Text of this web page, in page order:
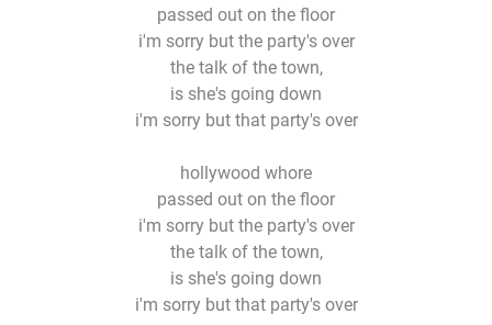
passed out on the floor
i'm sorry but the party's over
the talk of the town,
is she's going down
i'm sorry but that party's over
hollywood whore
passed out on the floor
i'm sorry but the party's over
the talk of the town,
is she's going down
i'm sorry but that party's over